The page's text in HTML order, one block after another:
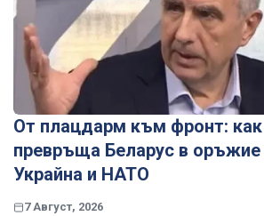
От плацдарм към фронт:
превръща Беларус в
Украйна и НАТО
7 Август, 2026